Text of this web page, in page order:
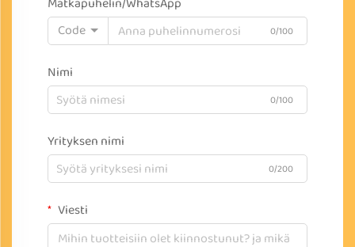
Code
0/100
Nimi
0/100
Yrityksen nimi
0/200
Viesti